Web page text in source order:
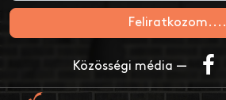
Feliratkozom....
Közösségi média —